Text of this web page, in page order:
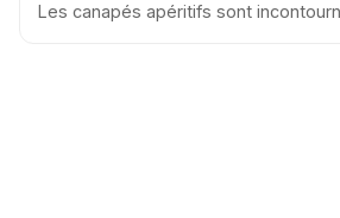
Les canapés apéritifs sont